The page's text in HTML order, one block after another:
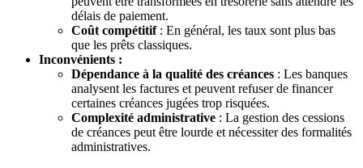
délais de paiement.
Coût compétitif: En général, les taux sont plus bas
que les prêts classiques.
Inconvénients :
Dépendance à la qualité des créances : Les banques
analysent les factures et peuvent refuser de financer
certaines créances jugées trop risquées.
Complexité administrative : La gestion des cessions
de créances peut être lourde et nécessiter des formalités
administratives.